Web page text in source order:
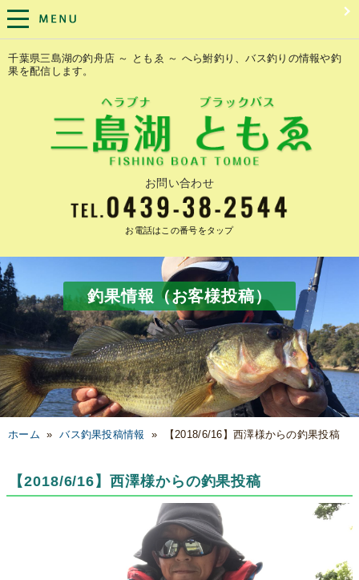
千葉県三島湖の釣舟店 ～ ともゑ ～ へら鮒釣り、バス釣りの情報や釣
果を配信します。
お問い合わせ
お電話はこの番号をタップ
釣果情報（お客様投稿）
ホーム »バス釣果投稿情報 » 【2018/6/16】西澤様からの釣果投稿
【2018/6/16】西澤様からの釣果投稿